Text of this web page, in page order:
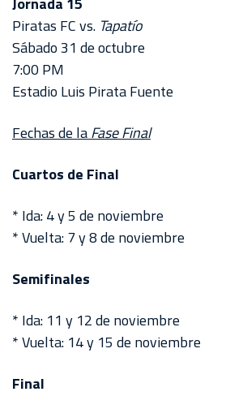
Piratas FC vs. Tapatío
Sábado 31 de octubre
7:00 PM
Estadio Luis Pirata Fuente
Fechas de laFase Final
Cuartos de Final
* Ida: 4 y 5 de noviembre
* Vuelta: 7 y 8 de noviembre
Semifinales
* Ida: 11 y 12 de noviembre
* Vuelta: 14 y 15 de noviembre
Final